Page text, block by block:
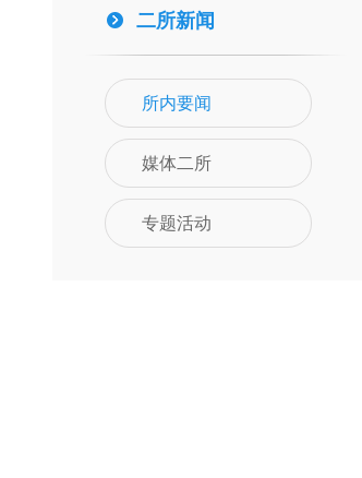
二所新闻
所内要闻
媒体二所
专题活动